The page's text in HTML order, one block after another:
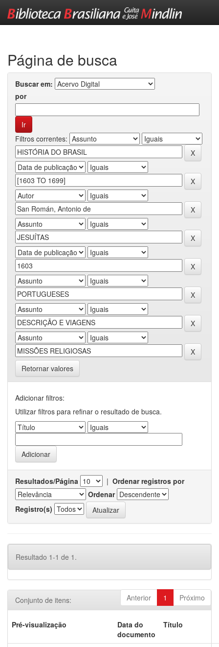
Página de busca
Buscar em:
por
Filtros correntes:
Retornar valores
Adicionar filtros:
Utilizar filtros para refinar o resultado de busca.
Resultados/Página | Ordenar registros por
Ordenar
Registro(s)
Resultado 1-1 de 1.
Anterior 1 Próximo
Conjunto de itens:
Pré-visualização
Data do
documento
Título